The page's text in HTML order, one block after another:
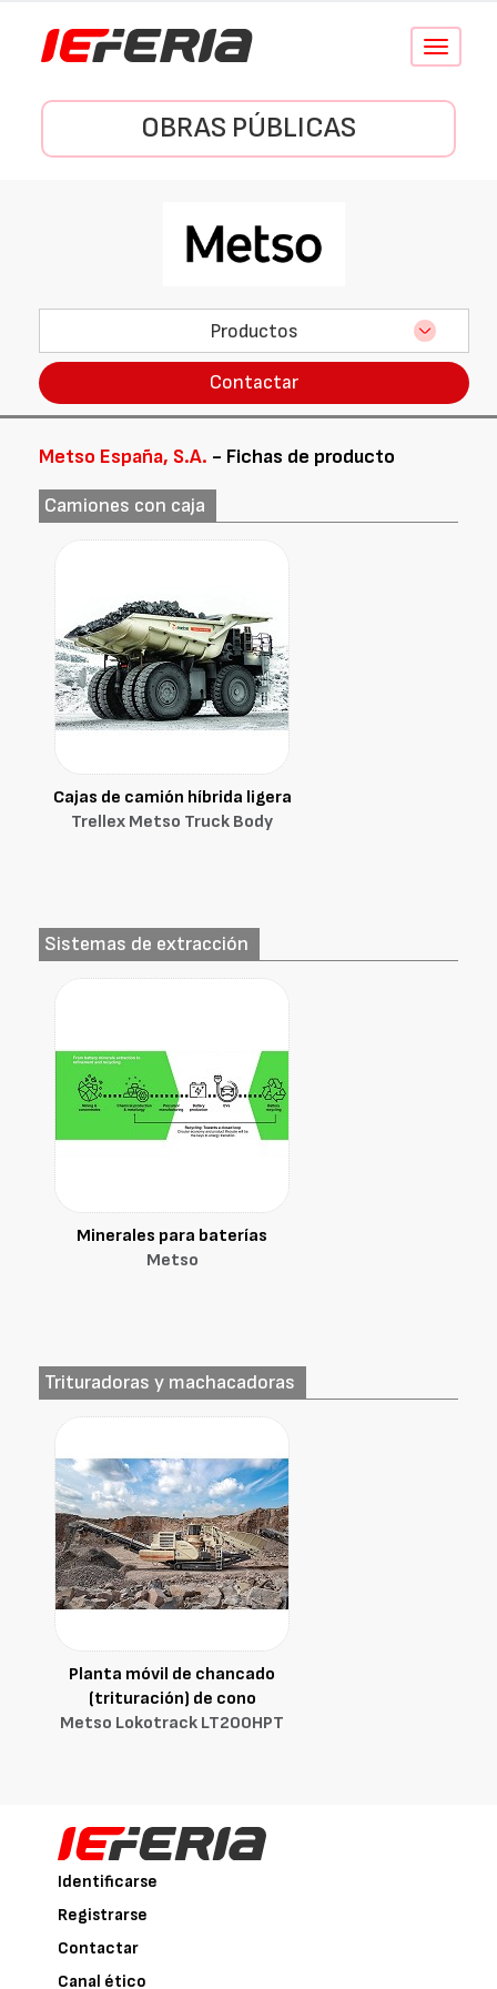
Conmutar
OBRAS PÚBLICAS
Productos
Contactar
Metso España, S.A. - Fichas de producto
Camiones con caja
Cajas de camión híbrida ligera
Trellex Metso Truck Body
Sistemas de extracción
Minerales para baterías
Metso
Trituradoras y machacadoras
Planta móvil de chancado
(trituración) de cono
Metso Lokotrack LT200HPT
Identificarse
Registrarse
Contactar
Canal ético